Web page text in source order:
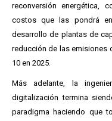
reconversión energética,
costos que las pondrá
desarrollo de plantas de
reducción de las emisiones
10 en 2025.
Más adelante, la
digitalización termina
paradigma haciendo que